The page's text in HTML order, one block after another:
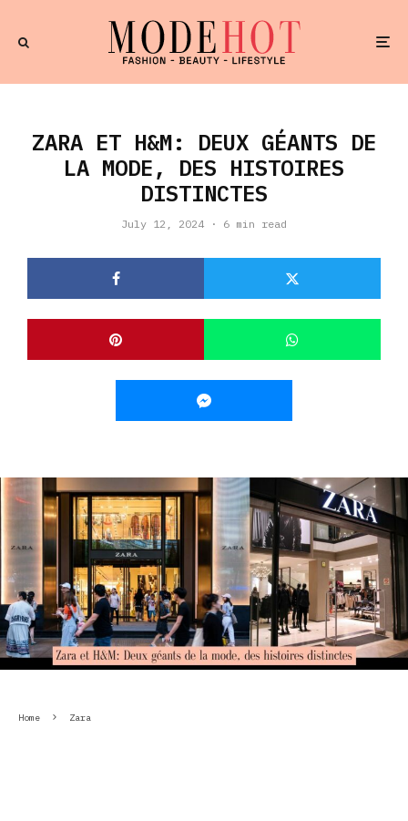
ZARA ET H&M: DEUX GÉANTS DE
LA MODE, DES HISTOIRES
DISTINCTES
July 12, 2024 · 6 min read
Home Zara